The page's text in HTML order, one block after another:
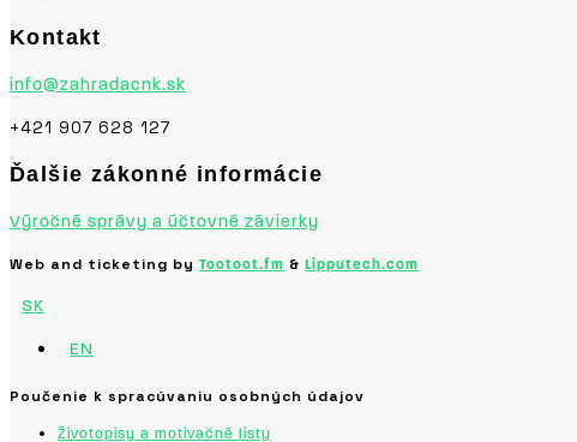
Kontakt
info@zahradacnk.sk
+421 907 628 127
Ďalšie zákonné informácie
Výročné správy a účtovné závierky
Web and ticketing by Tootoot.fm & Lipputech.com
SK
EN
Poučenie k spracúvaniu osobných údajov
Životopisy a motivačné listy